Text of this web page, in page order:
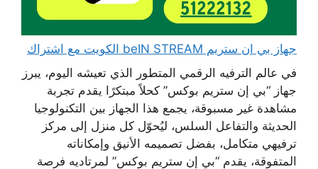
جهاز بي ان ستريم beIN STREAM الكويت مع اشتراك
في عالم الترفيه الرقمي المتطور الذي تعيشه اليوم، يبرز
جهاز “بي إن ستريم بوكس” كحلاً مبتكرًا يقدم تجربة
مشاهدة غير مسبوقة، يجمع هذا الجهاز بين التكنولوجيا
الحديثة والتفاعل السلس، ليُحوّل كل منزل إلى مركز
ترفيهي متكامل، بفضل تصميمه الأنيق وإمكاناته
المتفوقة، يقدم “بي إن ستريم بوكس” لمرتاديه فرصة